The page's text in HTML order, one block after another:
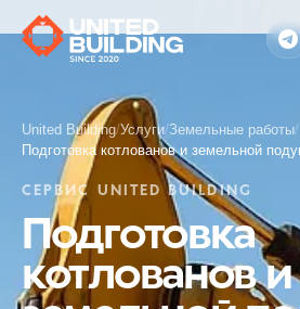
United Building/Услуги/Земельные работы/
Подготовка котлованов и земельной
СЕРВИС UNITED BUILDING
Подготовка
котлованов и